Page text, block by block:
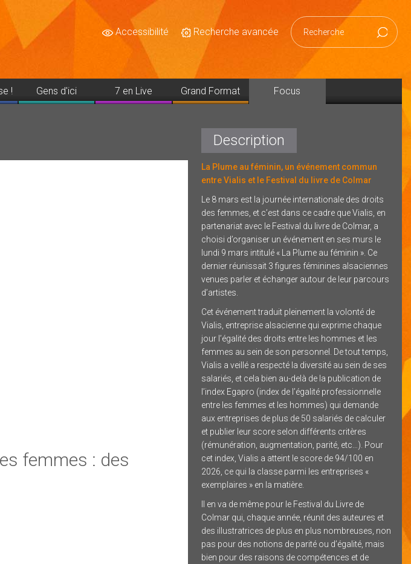
Accessibilité Recherche avancée
! Gens d'ici 7 en Live Grand Format Focus
femmes : des
Description
La Plume au féminin, un événement commun
entre Vialis et le Festival du livre de Colmar
Le 8 mars est la journée internationale des droits
des femmes, et c’est dans ce cadre que Vialis, en
partenariat avec le Festival du livre de Colmar, a
choisi d’organiser un événement en ses murs le
lundi 9 mars intitulé « La Plume au féminin ». Ce
dernier réunissait 3 figures féminines alsaciennes
venues parler et échanger autour de leur parcours
d’artistes.
Cet événement traduit pleinement la volonté de
Vialis, entreprise alsacienne qui exprime chaque
jour l’égalité des droits entre les hommes et les
femmes au sein de son personnel. De tout temps,
Vialis a veillé a respecté la diversité au sein de ses
salariés, et cela bien au-delà de la publication de
l’index Egapro (index de l’égalité professionnelle
entre les femmes et les hommes) qui demande
aux entreprises de plus de 50 salariés de calculer
et publier leur score selon différents critères
(rémunération, augmentation, parité, etc…). Pour
cet index, Vialis a atteint le score de 94/100 en
2026, ce qui la classe parmi les entreprises «
exemplaires » en la matière.
Il en va de même pour le Festival du Livre de
Colmar qui, chaque année, réunit des auteures et
des illustratrices de plus en plus nombreuses, non
pas pour des notions de parité ou d’égalité, mais
bien pour des raisons de compétences et de